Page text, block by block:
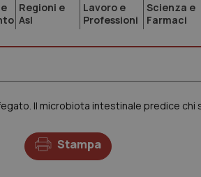
Regioni e
Asl
Lavoro e
Professioni
Scienza e
Farmaci
Il microbiota intestinale predice chi
Stampa